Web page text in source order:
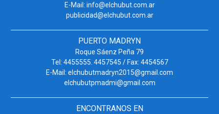
E-Mail: info@elchubut.com.ar
publicidad@elchubut.com.ar
PUERTO MADRYN
Roque Sáenz Peña 79
Tel: 4455555. 4457545 / Fax: 4454567
E-Mail: elchubutmadryn2015@gmail.com
elchubutpmadmi@gmail.com
ENCONTRANOS EN